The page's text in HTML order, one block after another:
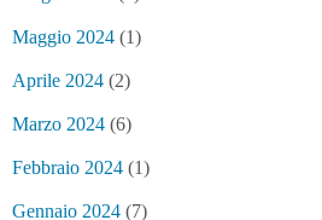
Maggio 2024 (1)
Aprile 2024 (2)
Marzo 2024 (6)
Febbraio 2024 (1)
Gennaio 2024 (7)